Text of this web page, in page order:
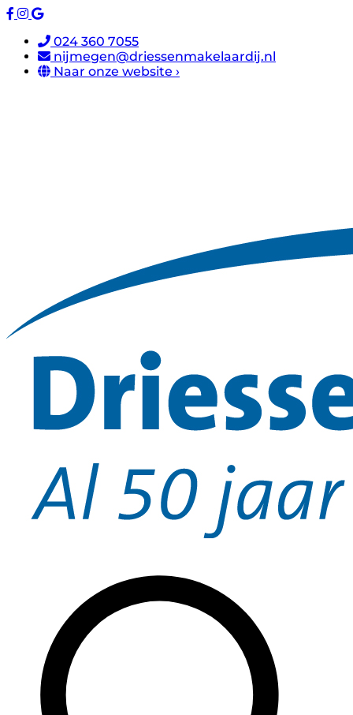
024 360 7055
nijmegen@driessenmakelaardij.nl
Naar onze website ›